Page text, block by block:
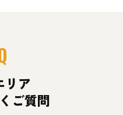
リア
ご質問